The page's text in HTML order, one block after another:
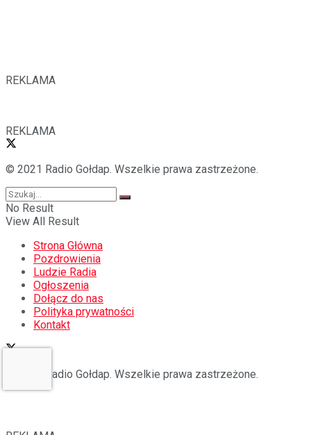
REKLAMA
REKLAMA
© 2021 Radio Gołdap. Wszelkie prawa zastrzeżone.
No Result
View All Result
Strona Główna
Pozdrowienia
Ludzie Radia
Ogłoszenia
Dołącz do nas
Polityka prywatności
Kontakt
© 2021 Radio Gołdap. Wszelkie prawa zastrzeżone.